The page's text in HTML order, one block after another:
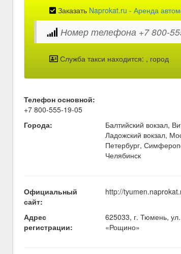
Заказать Naprokat.ru - Аренда
Номер телефона +7 800-
Служба такси находится: , город
Телефон основной:
+7 800-555-19-05
Города:
Балтийский вокзал,
Ладожский вокзал,
Петербург,
Челябинск
Официальный
сайт:
http://
Адрес
регистрации:
625033, г. Тюмень,
«Рощино»